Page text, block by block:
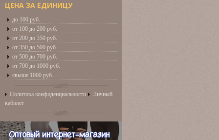
ЦЕНА ЗА ЕДИНИЦУ
до 100 руб.
от 100 до 200 руб.
от 200 до 350 руб.
от 350 до 500 руб.
от 500 до 700 руб.
от 700 до 1000 руб.
свыше 1000 руб.
Политика конфиденциальности
Личный
кабинет